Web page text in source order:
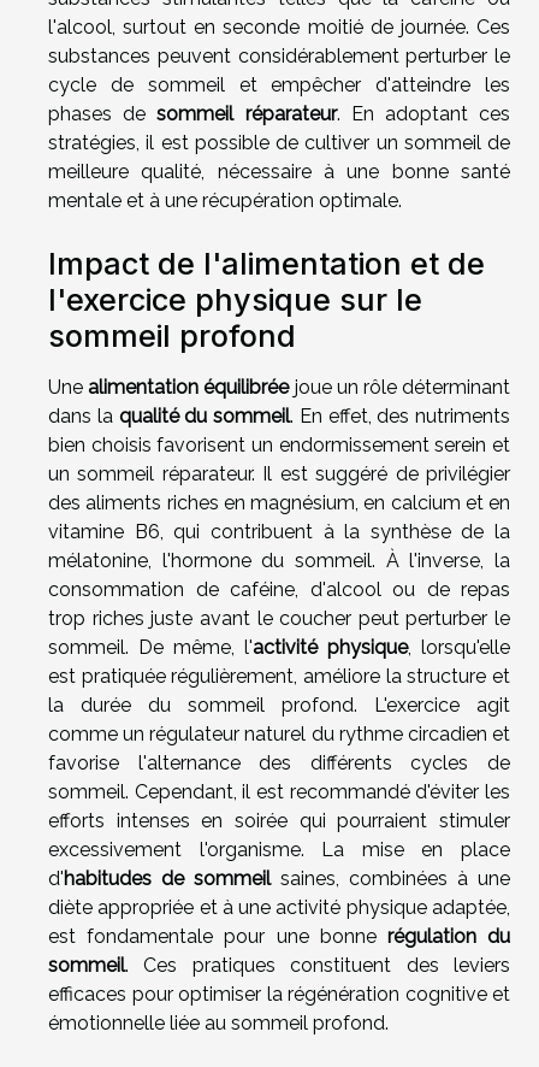
l'alcool, surtout en seconde moitié de journée. Ces
substances peuvent considérablement perturber le
cycle de sommeil et empêcher d'atteindre les
phases desommeil réparateur. En adoptant ces
stratégies, il est possible de cultiver un sommeil de
meilleure qualité, nécessaire à une bonne santé
mentale et à une récupération optimale.
Impact de l'alimentation et de
l'exercice physique sur le
sommeil profond
Une alimentation équilibréejoue un rôle déterminant
dans la qualité du sommeil. En effet, des nutriments
bien choisis favorisent un endormissement serein et
un sommeil réparateur. Il est suggéré de privilégier
des aliments riches en magnésium, en calcium et en
vitamine B6, qui contribuent à la synthèse de la
mélatonine, l'hormone du sommeil. À l'inverse, la
consommation de caféine, d'alcool ou de repas
trop riches juste avant le coucher peut perturber le
sommeil. De même, l'activité physique, lorsqu'elle
est pratiquée régulièrement, améliore la structure et
la durée du sommeil profond. L'exercice agit
comme un régulateur naturel du rythme circadien et
favorise l'alternance des différents cycles de
sommeil. Cependant, il est recommandé d'éviter les
efforts intenses en soirée qui pourraient stimuler
excessivement l'organisme. La mise en place
d'habitudes de sommeilsaines, combinées à une
diète appropriée et à une activité physique adaptée,
est fondamentale pour une bonne régulation du
sommeil. Ces pratiques constituent des leviers
efficaces pour optimiser la régénération cognitive et
émotionnelle liée au sommeil profond.